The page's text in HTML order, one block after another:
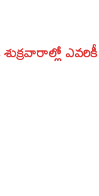
ఎవరికీ